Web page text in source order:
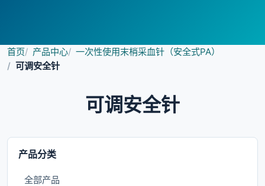
首页 产品中心
一次性使用末梢采血针（安全式PA）
可调安全针
可调安全针
产品分类
全部产品